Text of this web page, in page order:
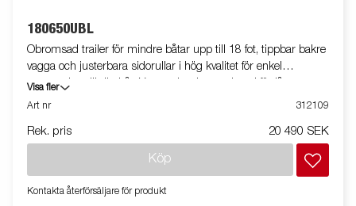
180650UBL
Obromsad trailer för mindre båtar upp till 18 fot, tippbar bakre
vagga och justerbara sidorullar i hög kvalitet för enkel
anpassning till din båt. Varmgalvaniserat chassi för lång
hållbarhet. Elen är helt skyddad i båttrailerns chassi. Vattentäta
avtagbar ljusramp med quick-release-fästen för smidig av- och
Visa fler
Art nr
312109
Rek. pris 20 490 SEK
Köp
Kontakta återförsäljare för produkt